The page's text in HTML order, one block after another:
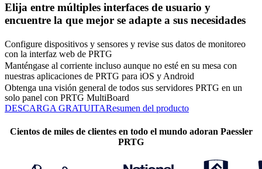
Elija entre múltiples interfaces de usuario y
encuentre la que mejor se adapte a sus necesidades
Configure dispositivos y sensores y revise sus datos de monitoreo
con la interfaz web de PRTG
Manténgase al corriente incluso aunque no esté en su mesa con
nuestras aplicaciones de PRTG para iOS y Android
Obtenga una visión general de todos sus servidores PRTG en un
solo panel con PRTG MultiBoard
DESCARGA GRATUITAResumen del producto
Cientos de miles de clientes en todo el mundo adoran Paessler
PRTG